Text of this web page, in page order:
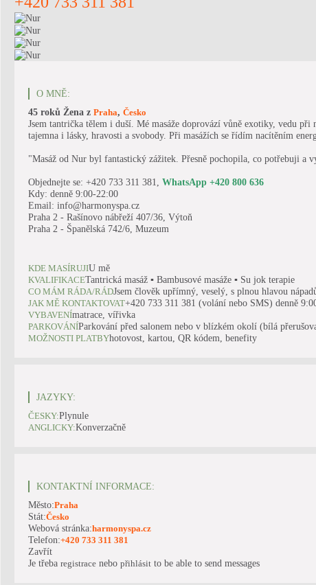
O MNĚ:
45 roků Žena z Praha, Česko
Jsem tantrička tělem i duší. Mé masáže doprovází vůně exotiky, vedu
tajemna i lásky, hravosti a svobody. Při masážích se řídím nacítěním
"Masáž od Nur byl fantastický zážitek. Přesně pochopila, co potřebuji
Objednejte se: +420 733 311 381, WhatsApp +420 800 636
Kdy: denně 9:00-22:00
Email: info@harmonyspa.cz
Praha 2 - Rašínovo nábřeží 407/36, Výtoň
Praha 2 - Španělská 742/6, Muzeum
KDE MASÍRUJIU mě
KVALIFIKACETantrická masáž ▪ Bambusové masáže ▪ Su jok terapie
CO MÁM RÁDA/RÁDJsem člověk upřímný, veselý, s plnou hlavou
JAK MĚ KONTAKTOVAT+420 733 311 381 (volání nebo SMS) denně
VYBAVENÍmatrace, vířivka
PARKOVÁNÍParkování před salonem nebo v blízkém okolí (bílá
MOŽNOSTI PLATBYhotovost, kartou, QR kódem, benefity
JAZYKY:
ČESKY:Plynule
ANGLICKY:Konverzačně
KONTAKTNÍ INFORMACE:
Město:Praha
Stát:Česko
Webová stránka:harmonyspa.cz
Telefon:+420 733 311 381
Zavřít
Je třeba registrace nebo přihlásit to be able to send messages